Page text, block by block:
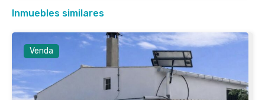
Inmuebles similares
Venda